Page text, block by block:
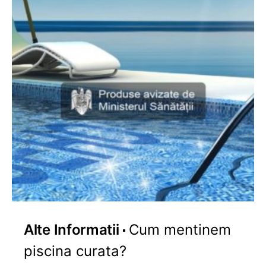
Alte Informatii
Cum mentinem
piscina curata?